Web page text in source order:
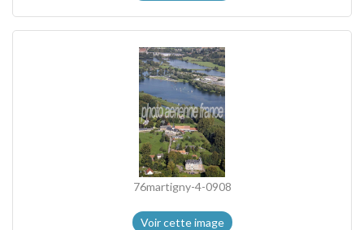
76martigny-4-0908
Voir cette image